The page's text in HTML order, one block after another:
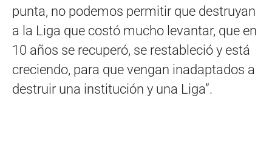
punta, no podemos permitir que destruyan
a la Liga que costó mucho levantar, que en
10 años se recuperó, se restableció y está
creciendo, para que vengan inadaptados a
destruir una institución y una Liga”.